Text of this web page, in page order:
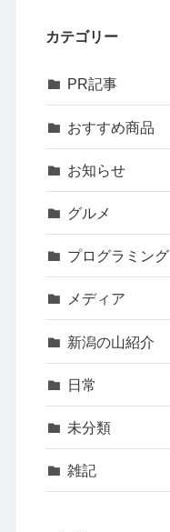
カテゴリー
PR記事
おすすめ商品
お知らせ
グルメ
プログラミング
メディア
新潟の山紹介
日常
未分類
雑記